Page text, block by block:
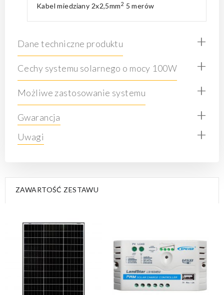
Kabel miedziany 2x2,5mm2 5 merów
Dane techniczne produktu +
Cechy systemu solarnego o mocy 100W +
Możliwe zastosowanie systemu +
Gwarancja +
Uwagi +
ZAWARTOŚĆ ZESTAWU